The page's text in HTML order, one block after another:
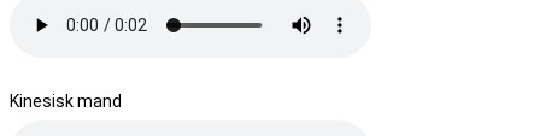
Kinesisk mand